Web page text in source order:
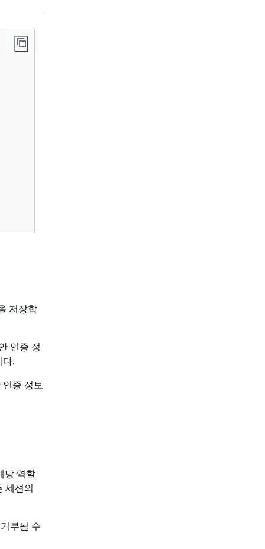
저장합
인증 정
다.
증 정보
당 역할
세션의
부될 수